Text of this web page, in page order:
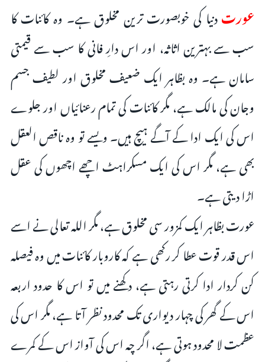
عورتدنیا کی خوبصورت ترین مخلوق ہے۔ وہ کائنات کا
سب سے بہترین اثاثہ، اور اس دارِ فانی کا سب سے قیمتی
سامان ہے۔ وہ بظاہر ایک ضعیف مخلوق اور لطیف جسم
وجان کی مالک ہے، مگر کائنات کی تمام رعنائیاں اور جلوے
اس کی ایک ادا کے آگے ہیچ ہیں۔ ویسے تو وہ ناقص العقل
بھی ہے، مگر اس کی ایک مسکراہٹ اچھے اچھوں کی عقل
اڑا دیتی ہے۔
عورت بظاہر ایک کمزور سی مخلوق ہے، مگر اللہ تعالى نے اسے
اس قدر قوت عطا کر رکھی ہے کہ کاروبار کائنات میں وہ فیصلہ
کن کردار ادا کرتی رہتی ہے، دکھنے میں تو اس کا حدود اربعہ
اس کے گھر کی چہار دیواری تک محدود نظر آتا ہے، مگر اس کی
عظمت لا محدود ہوتی ہے، اگر چہ اس کی آواز اس کے کمرے